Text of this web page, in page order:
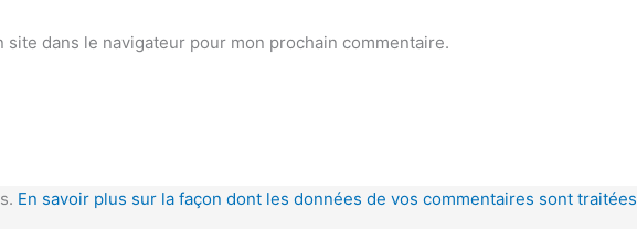
dans le navigateur pour mon prochain commentaire.
En savoir plus sur la façon dont les données de vos commentaires sont traitées